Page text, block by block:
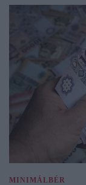
MINIMÁLBÉR